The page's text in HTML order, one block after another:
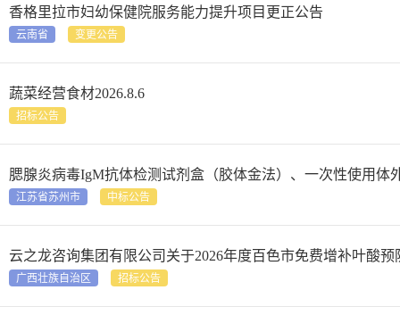
香格里拉市妇幼保健院服务能力提升项目更正公告
云南省 变更公告
蔬菜经营食材2026.8.6
招标公告
腮腺炎病毒IgM抗体检测试剂盒（胶体金法）、一次性使用体
江苏省苏州市 中标公告
云之龙咨询集团有限公司关于2026年度百色市免费增补叶酸
广西壮族自治区 招标公告